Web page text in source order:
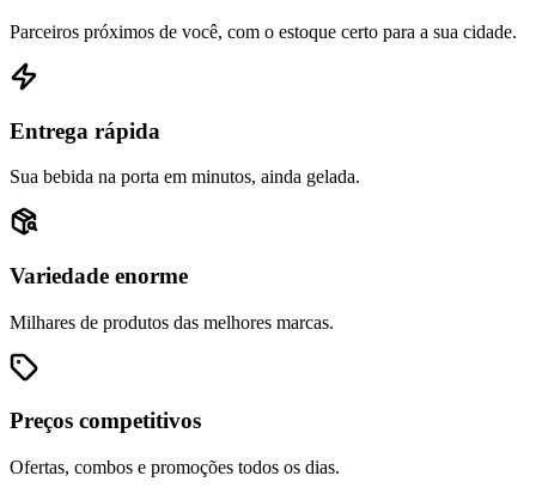
Parceiros próximos de você, com o estoque certo para a sua cidade.
Entrega rápida
Sua bebida na porta em minutos, ainda gelada.
Variedade enorme
Milhares de produtos das melhores marcas.
Preços competitivos
Ofertas, combos e promoções todos os dias.